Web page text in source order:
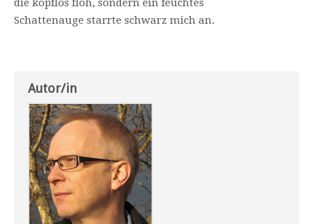
die kopflos floh, sondern ein feuchtes
Schattenauge starrte schwarz mich an.
Autor/in